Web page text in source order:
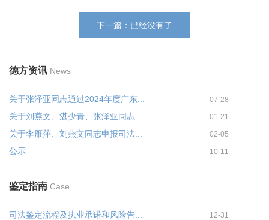
下一篇：已经没有了
德方资讯 News
关于张泽亚同志通过2024年度广东... 07-28
关于刘燕文、湛少青、张泽亚同志... 01-21
关于李雁萍、刘燕文同志申报司法... 02-05
公示 10-11
鉴定指南 Case
司法鉴定流程及执业承诺和风险告... 12-31